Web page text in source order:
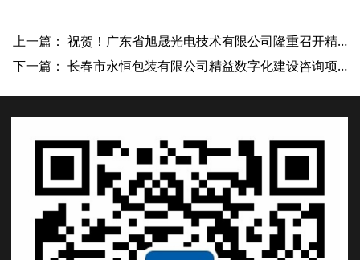
上一篇： 祝贺！广东省旭晟光电技术有限公司隆重召开精益数字化管理咨询项目启动大会
下一篇： 长春市永恒包装有限公司精益数字化建设咨询项目签约